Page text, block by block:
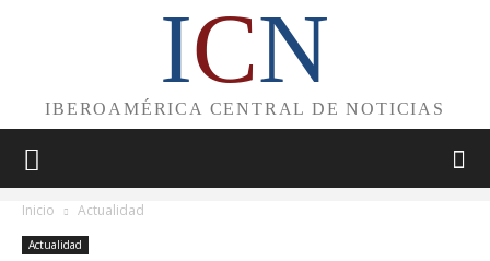
ICN
IBEROAMÉRICA CENTRAL DE NOTICIAS
Inicio Actualidad
Actualidad